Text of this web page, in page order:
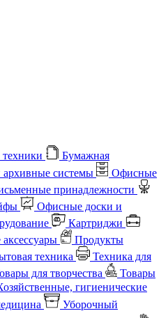
Бумажная
системы
Офисные
принадлежности
Офисные доски и
Картриджи
Продукты
техника
Техника для
для творчества
Товары
гигиенические
Уборочный